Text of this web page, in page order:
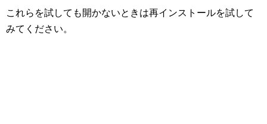
これらを試しても開かないときは再インストールを試して
みてください。